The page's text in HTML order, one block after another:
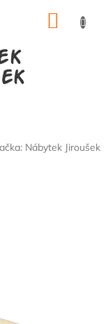
Nábytek Jiroušek